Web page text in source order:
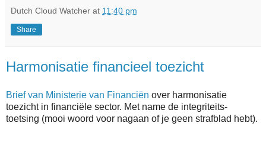
Dutch Cloud Watcher at 11:40 pm
Share
Harmonisatie financieel toezicht
Brief van Ministerie van Financiën over harmonisatie
toezicht in financiële sector. Met name de integriteits-
toetsing (mooi woord voor nagaan of je geen strafblad hebt).